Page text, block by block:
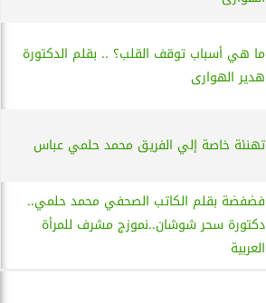
ما هي أسباب توقف القلب؟ .. بقلم الدكتورة
هدير الهوارى
تهنئة خاصة إلي الفريق محمد حلمي عباس
فضفضة بقلم الكاتب الصحفي محمد حلمي..
دكتورة سحر شوشان..نموزج مشرف للمرأة
العربية